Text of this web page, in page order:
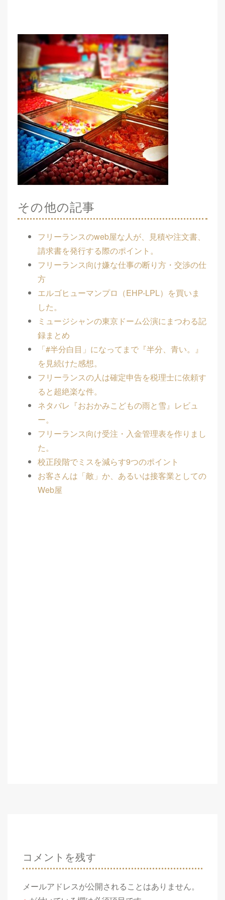
その他の記事
フリーランスのweb屋な人が、見積や注文書、
請求書を発行する際のポイント。
フリーランス向け嫌な仕事の断り方・交渉の仕
方
エルゴヒューマンプロ（EHP-LPL）を買いま
した。
ミュージシャンの東京ドーム公演にまつわる記
録まとめ
「#半分白目」になってまで『半分、青い。』
を見続けた感想。
フリーランスの人は確定申告を税理士に依頼す
ると超絶楽な件。
ネタバレ『おおかみこどもの雨と雪』レビュ
ー。
フリーランス向け受注・入金管理表を作りまし
た。
校正段階でミスを減らす9つのポイント
お客さんは「敵」か、あるいは接客業としての
Web屋
コメントを残す
メールアドレスが公開されることはありません。